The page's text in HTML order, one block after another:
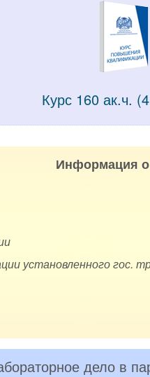
Курс 160 ак.ч.
Информация о
установленного гос.
дело в